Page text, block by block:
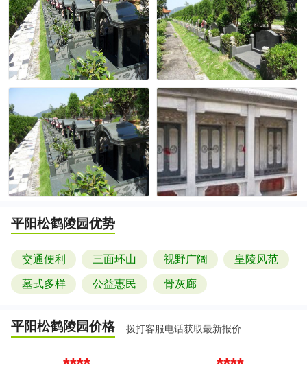
福地。
平阳松鹤陵园优势
交通便利 三面环山 视野广阔 皇陵风范
墓式多样 公益惠民 骨灰廊
平阳松鹤陵园价格 拨打客服电话获取最新报价
**** ****